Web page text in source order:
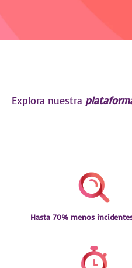
Explora nuestra
Hasta 70% menos